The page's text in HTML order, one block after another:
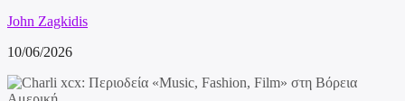
John Zagkidis
10/06/2026